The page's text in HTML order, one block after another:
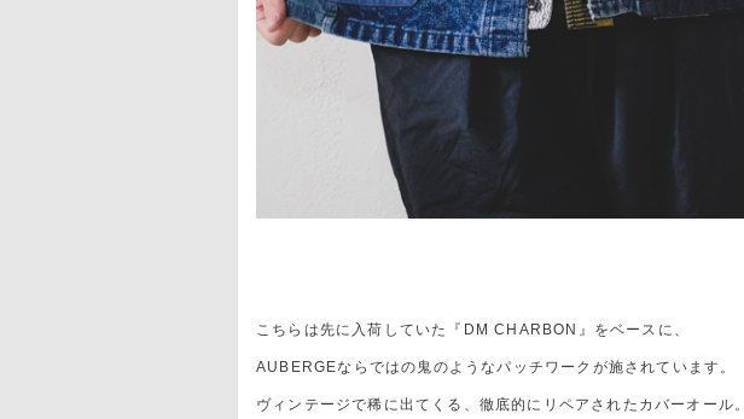
こちらは先に入荷していた『DM CHARBON』をベースに、
AUBERGEならではの鬼のようなパッチワークが施されています。
ヴィンテージで稀に出てくる、徹底的にリペアされたカバーオール。